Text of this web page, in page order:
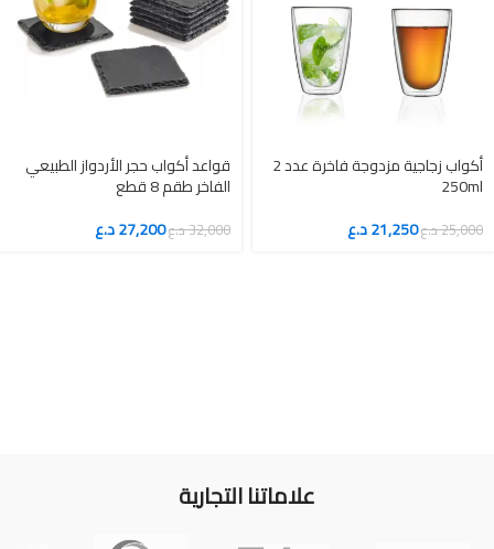
أكواب زجاجية مزدوجة فاخرة عدد 2
250ml
25,000د.ع21,250د.ع
قواعد أكواب حجر الأردواز الطبيعي
الفاخر طقم 8 قطع
32,000د.ع27,200د.ع
علاماتنا التجارية